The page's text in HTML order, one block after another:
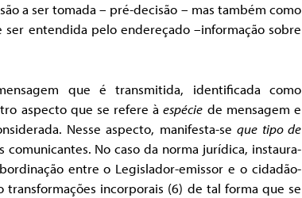
a ser tomada – pré-decisão – mas também como
ser entendida pelo endereçado –informação sobre
que é transmitida, identificada como
aspecto que se refere àespécie de mensagem e
Nesse aspecto, manifesta-seque tipo de
comunicantes. No caso da norma jurídica, instaura-
entre o Legislador-emissor e o cidadão-
transformações incorporais (6) de tal forma que se